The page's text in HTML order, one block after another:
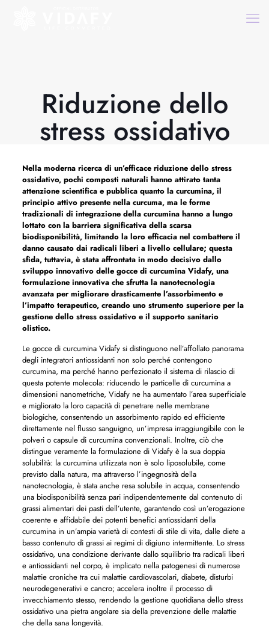
Riduzione dello
stress ossidativo
Nella moderna ricerca di un’efficace riduzione dello stress
ossidativo,pochi composti naturali hanno attirato tanta
attenzione scientifica e pubblica quanto la curcumina, il
principio attivo presente nella curcuma, ma le forme
tradizionali di integrazione della curcumina hanno a lungo
lottato con la barriera significativa della scarsa
biodisponibilità, limitando la loro efficacia nel combattere il
danno causato dai radicali liberi a livello cellulare; questa
sfida, tuttavia, è stata affrontata in modo decisivo dallo
sviluppo innovativo delle gocce di curcumina Vidafy, una
formulazione innovativa che sfrutta la nanotecnologia
avanzata per migliorare drasticamente l’assorbimento e
l’impatto terapeutico, creando uno strumento superiore per la
gestione dello stress ossidativo e il supporto sanitario
olistico.
Le gocce di curcumina Vidafy si distinguono nell’affollato panorama
degli integratori antiossidanti non solo perché contengono
curcumina, ma perché hanno perfezionato il sistema di rilascio di
questa potente molecola: riducendo le particelle di curcumina a
dimensioni nanometriche, Vidafy ne ha aumentato l’area superficiale
e migliorato la loro capacità di penetrare nelle membrane
biologiche, consentendo un assorbimento rapido ed efficiente
direttamente nel flusso sanguigno, un’impresa irraggiungibile con le
polveri o capsule di curcumina convenzionali. Inoltre, ciò che
distingue veramente la formulazione di Vidafy è la sua doppia
solubilità: la curcumina utilizzata non è solo liposolubile, come
previsto dalla natura, ma attraverso l’ingegnosità della
nanotecnologia, è stata anche resa solubile in acqua, consentendo
una biodisponibilità senza pari indipendentemente dal contenuto di
grassi alimentari dei pasti dell’utente, garantendo così un’erogazione
coerente e affidabile dei potenti benefici antiossidanti della
curcumina in un’ampia varietà di contesti di stile di vita, dalle diete a
basso contenuto di grassi ai regimi di digiuno intermittente. Lo stress
ossidativo, una condizione derivante dallo squilibrio tra radicali liberi
e antiossidanti nel corpo, è implicato nella patogenesi di numerose
malattie croniche tra cui malattie cardiovascolari, diabete, disturbi
neurodegenerativi e cancro; accelera inoltre il processo di
invecchiamento stesso, rendendo la gestione quotidiana dello stress
ossidativo una pietra angolare sia della prevenzione delle malattie
che della sana longevità.